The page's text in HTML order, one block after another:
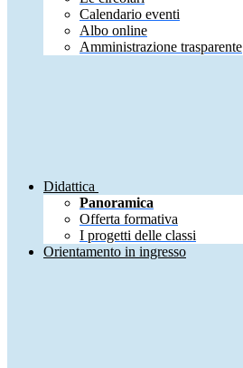
Calendario eventi
Albo online
Amministrazione trasparente
Didattica
Panoramica
Offerta formativa
I progetti delle classi
Orientamento in ingresso